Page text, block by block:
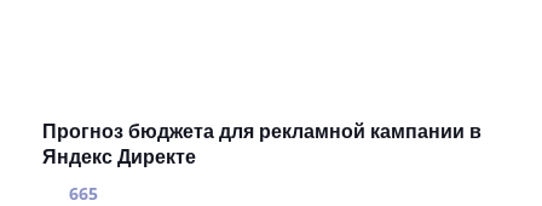
Прогноз бюджета для рекламной кампании в
Яндекс Директе
665